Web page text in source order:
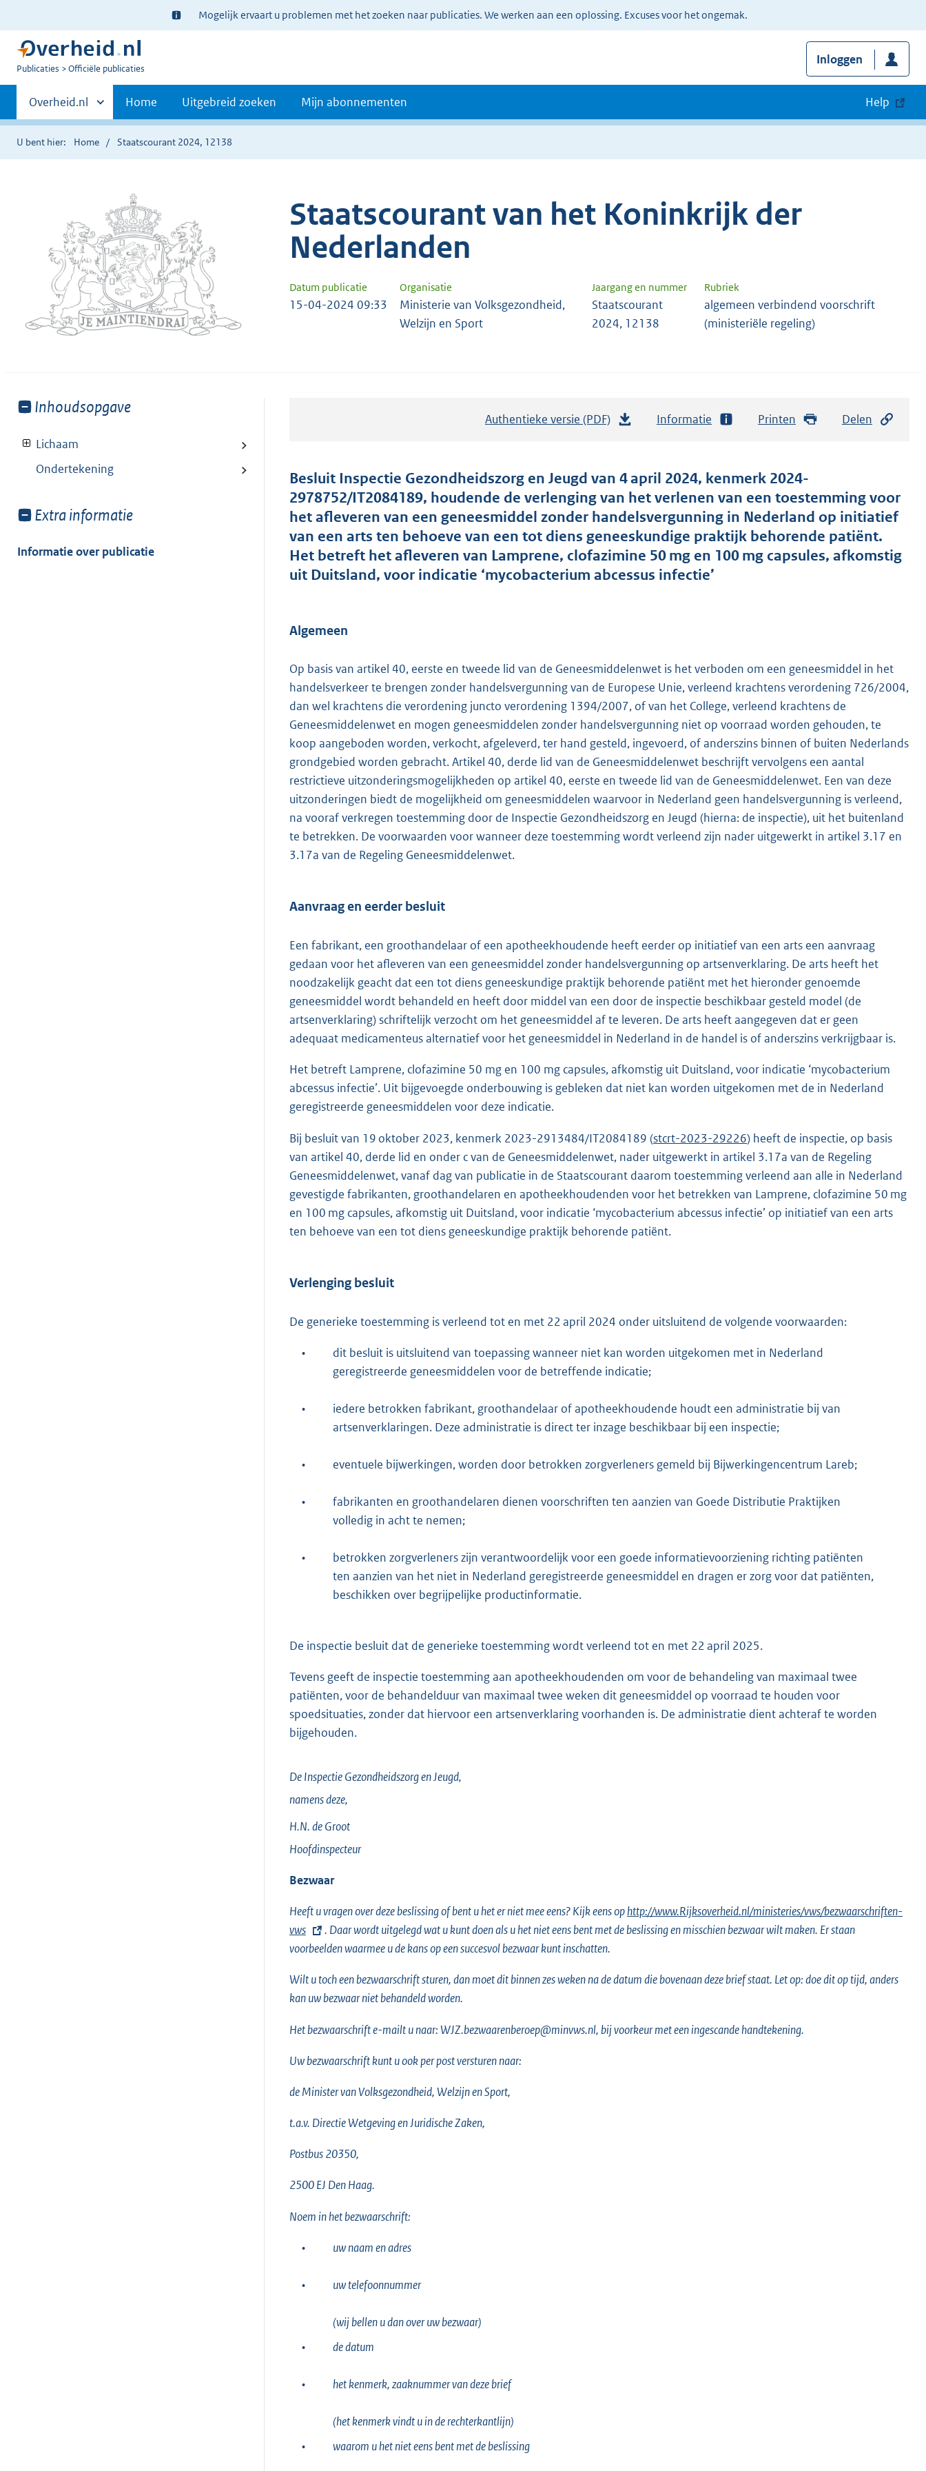
Ter
informatie:
Mogelijk ervaart u problemen met het zoeken naar publicaties. We werken aan een oplossing. Excuses voor het ongemak.
U
Publicaties Officiële publicaties
Inloggen
Primaire
navigatie
Andere
sites
binnen
Overheid.nl Home Uitgebreid zoeken Mijn abonnementen Help
U bent hier: Home Staatscourant 2024, 12138
Staatscourant van het Koninkrijk der
Nederlanden
Datum publicatie Organisatie Jaargang en nummer Rubriek
15-04-2024 09:33
Ministerie van Volksgezondheid,
Welzijn en Sport
Staatscourant
2024, 12138
algemeen verbindend voorschrift
(ministeriële regeling)
Toon
van:
Inhoudsopgave
Lichaam
Ondertekening
Toon
van:
Extra informatie
Informatie over publicatie
Authentieke versie (PDF)
t
a
n
d
s
t
e
:
1
Informatie Printen Delen
Besluit Inspectie Gezondheidszorg en Jeugd van 4 april 2024, kenmerk 2024-
2978752/IT2084189, houdende de verlenging van het verlenen van een toestemming voor
het afleveren van een geneesmiddel zonder handelsvergunning in Nederland op initiatief
van een arts ten behoeve van een tot diens geneeskundige praktijk behorende patiënt.
Het betreft het afleveren van Lamprene, clofazimine 50 mg en 100 mg capsules, afkomstig
uit Duitsland, voor indicatie ‘mycobacterium abcessus infectie’
Algemeen
Op basis van artikel 40, eerste en tweede lid van de Geneesmiddelenwet is het verboden om een geneesmiddel in het
handelsverkeer te brengen zonder handelsvergunning van de Europese Unie, verleend krachtens verordening 726/2004,
dan wel krachtens die verordening juncto verordening 1394/2007, of van het College, verleend krachtens de
Geneesmiddelenwet en mogen geneesmiddelen zonder handelsvergunning niet op voorraad worden gehouden, te
koop aangeboden worden, verkocht, afgeleverd, ter hand gesteld, ingevoerd, of anderszins binnen of buiten Nederlands
grondgebied worden gebracht. Artikel 40, derde lid van de Geneesmiddelenwet beschrijft vervolgens een aantal
restrictieve uitzonderingsmogelijkheden op artikel 40, eerste en tweede lid van de Geneesmiddelenwet. Een van deze
uitzonderingen biedt de mogelijkheid om geneesmiddelen waarvoor in Nederland geen handelsvergunning is verleend,
na vooraf verkregen toestemming door de Inspectie Gezondheidszorg en Jeugd (hierna: de inspectie), uit het buitenland
te betrekken. De voorwaarden voor wanneer deze toestemming wordt verleend zijn nader uitgewerkt in artikel 3.17 en
3.17a van de Regeling Geneesmiddelenwet.
Aanvraag en eerder besluit
Een fabrikant, een groothandelaar of een apotheekhoudende heeft eerder op initiatief van een arts een aanvraag
gedaan voor het afleveren van een geneesmiddel zonder handelsvergunning op artsenverklaring. De arts heeft het
noodzakelijk geacht dat een tot diens geneeskundige praktijk behorende patiënt met het hieronder genoemde
geneesmiddel wordt behandeld en heeft door middel van een door de inspectie beschikbaar gesteld model (de
artsenverklaring) schriftelijk verzocht om het geneesmiddel af te leveren. De arts heeft aangegeven dat er geen
adequaat medicamenteus alternatief voor het geneesmiddel in Nederland in de handel is of anderszins verkrijgbaar is.
Het betreft Lamprene, clofazimine 50 mg en 100 mg capsules, afkomstig uit Duitsland, voor indicatie ‘mycobacterium
abcessus infectie’. Uit bijgevoegde onderbouwing is gebleken dat niet kan worden uitgekomen met de in Nederland
geregistreerde geneesmiddelen voor deze indicatie.
Bij besluit van 19 oktober 2023, kenmerk 2023-2913484/IT2084189 (stcrt-2023-29226) heeft de inspectie, op basis
van artikel 40, derde lid en onder c van de Geneesmiddelenwet, nader uitgewerkt in artikel 3.17a van de Regeling
Geneesmiddelenwet, vanaf dag van publicatie in de Staatscourant daarom toestemming verleend aan alle in Nederland
gevestigde fabrikanten, groothandelaren en apotheekhoudenden voor het betrekken van Lamprene, clofazimine 50 mg
en 100 mg capsules, afkomstig uit Duitsland, voor indicatie ‘mycobacterium abcessus infectie’ op initiatief van een arts
ten behoeve van een tot diens geneeskundige praktijk behorende patiënt.
Verlenging besluit
De generieke toestemming is verleend tot en met 22 april 2024 onder uitsluitend de volgende voorwaarden:
•
dit besluit is uitsluitend van toepassing wanneer niet kan worden uitgekomen met in Nederland
geregistreerde geneesmiddelen voor de betreffende indicatie;
•
iedere betrokken fabrikant, groothandelaar of apotheekhoudende houdt een administratie bij van
artsenverklaringen. Deze administratie is direct ter inzage beschikbaar bij een inspectie;
• eventuele bijwerkingen, worden door betrokken zorgverleners gemeld bij Bijwerkingencentrum Lareb;
•
fabrikanten en groothandelaren dienen voorschriften ten aanzien van Goede Distributie Praktijken
volledig in acht te nemen;
•
betrokken zorgverleners zijn verantwoordelijk voor een goede informatievoorziening richting patiënten
ten aanzien van het niet in Nederland geregistreerde geneesmiddel en dragen er zorg voor dat patiënten,
beschikken over begrijpelijke productinformatie.
De inspectie besluit dat de generieke toestemming wordt verleend tot en met 22 april 2025.
Tevens geeft de inspectie toestemming aan apotheekhoudenden om voor de behandeling van maximaal twee
patiënten, voor de behandelduur van maximaal twee weken dit geneesmiddel op voorraad te houden voor
spoedsituaties, zonder dat hiervoor een artsenverklaring voorhanden is. De administratie dient achteraf te worden
bijgehouden.
De Inspectie Gezondheidszorg en Jeugd,
namens deze,
H.N. deGroot
Hoofdinspecteur
Bezwaar
Heeft u vragen over deze beslissing of bent u het er niet mee eens? Kijk eens opE
x
r
http://www.Rijksoverheid.nl/ministeries/vws/bezwaarschriften-
vws
. Daar wordt uitgelegd wat u kunt doen als u het niet eens bent met de beslissing en misschien bezwaar wilt maken. Er staan
voorbeelden waarmee u de kans op een succesvol bezwaar kunt inschatten.
Wilt u toch een bezwaarschrift sturen, dan moet dit binnen zes weken na de datum die bovenaan deze brief staat. Let op: doe dit op tijd, anders
kan uw bezwaar niet behandeld worden.
Het bezwaarschrift e-mailt u naar: WJZ.bezwaarenberoep@minvws.nl, bij voorkeur met een ingescande handtekening.
Uw bezwaarschrift kunt u ook per post versturen naar:
de Minister van Volksgezondheid, Welzijn en Sport,
t.a.v. Directie Wetgeving en Juridische Zaken,
Postbus 20350,
2500 EJ Den Haag.
Noem in het bezwaarschrift:
• uw naam en adres
• uw telefoonnummer
(wij bellen u dan over uw bezwaar)
•
de datum
• het kenmerk, zaaknummer van deze brief
(het kenmerk vindt u in de rechterkantlijn)
•
waarom u het niet eens bent met de beslissing